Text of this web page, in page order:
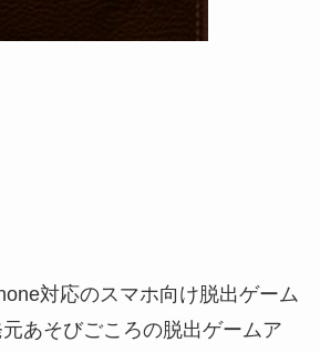
対応のスマホ向け脱出ゲーム
あそびごころの脱出ゲームア